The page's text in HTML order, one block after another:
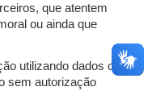
que atentem
ou ainda que
utilizando dados ou
sem autorização